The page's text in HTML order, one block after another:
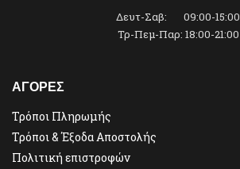
Δευτ-Σαβ: 09:00-15:00
Τρ-Πεμ-Παρ: 18:00-21:00
ΑΓΟΡΕΣ
Τρόποι Πληρωμής
Τρόποι & Έξοδα Αποστολής
Πολιτική επιστροφών